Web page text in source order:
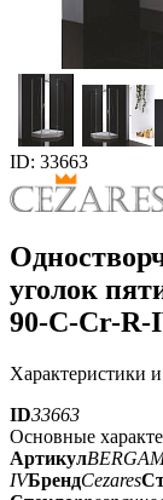
ID: 33663
уголок
90-C-Cr-R-
Характеристики
ID33663
Основные
Артикул
IVБрендCezares